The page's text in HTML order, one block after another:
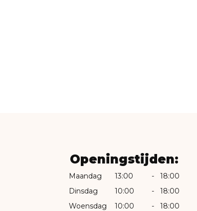
Openingstijden:
Maandag 13:00 -
18:00
Dinsdag
10:00 -
18:00
Woensdag
10:00 -
18:00